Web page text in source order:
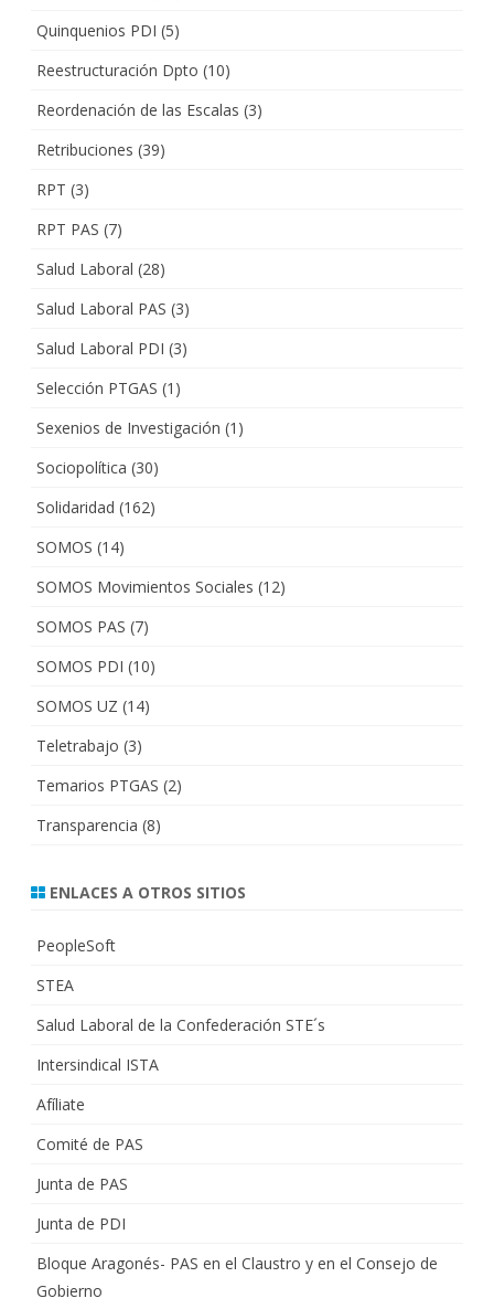
Quinquenios PDI (5)
Reestructuración Dpto (10)
Reordenación de las Escalas (3)
Retribuciones (39)
RPT (3)
RPT PAS (7)
Salud Laboral (28)
Salud Laboral PAS (3)
Salud Laboral PDI (3)
Selección PTGAS (1)
Sexenios de Investigación (1)
Sociopolítica (30)
Solidaridad (162)
SOMOS (14)
SOMOS Movimientos Sociales (12)
SOMOS PAS (7)
SOMOS PDI (10)
SOMOS UZ (14)
Teletrabajo (3)
Temarios PTGAS (2)
Transparencia (8)
ENLACES A OTROS SITIOS
PeopleSoft
STEA
Salud Laboral de la Confederación STE´s
Intersindical ISTA
Afíliate
Comité de PAS
Junta de PAS
Junta de PDI
Bloque Aragonés- PAS en el Claustro y en el Consejo de
Gobierno